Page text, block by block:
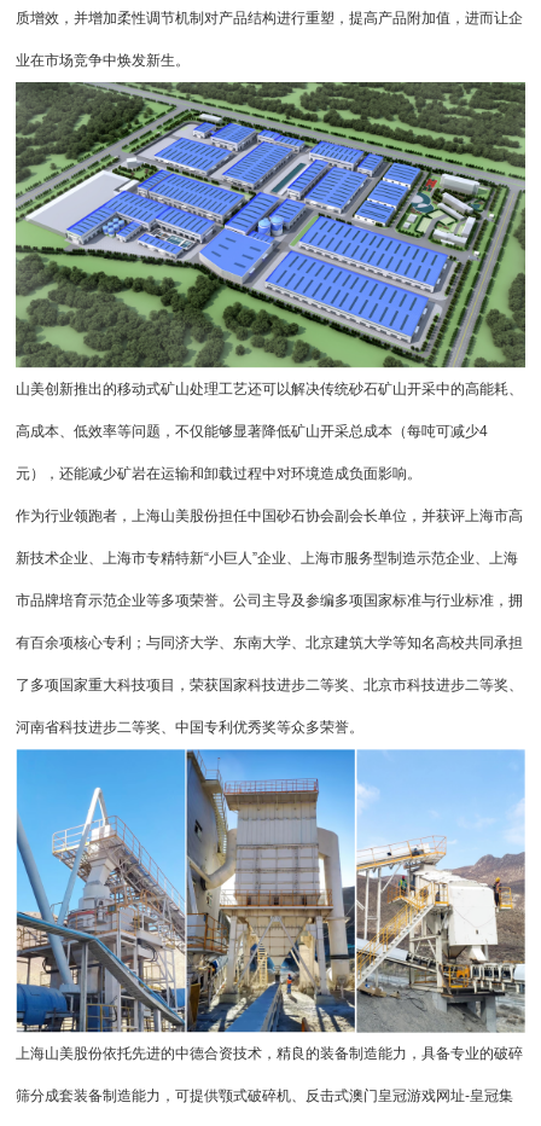
质增效，并增加柔性调节机制对产品结构进行重塑，提高产品附加值，进而让企
业在市场竞争中焕发新生。
山美创新推出的移动式矿山处理工艺还可以解决传统砂石矿山开采中的高能耗、
高成本、低效率等问题，不仅能够显著降低矿山开采总成本（每吨可减少4
元），还能减少矿岩在运输和卸载过程中对环境造成负面影响。
作为行业领跑者，上海山美股份担任中国砂石协会副会长单位，并获评上海市高
新技术企业、上海市专精特新“小巨人”企业、上海市服务型制造示范企业、上海
市品牌培育示范企业等多项荣誉。公司主导及参编多项国家标准与行业标准，拥
有百余项核心专利；与同济大学、东南大学、北京建筑大学等知名高校共同承担
了多项国家重大科技项目，荣获国家科技进步二等奖、北京市科技进步二等奖、
河南省科技进步二等奖、中国专利优秀奖等众多荣誉。
上海山美股份依托先进的中德合资技术，精良的装备制造能力，具备专业的破碎
筛分成套装备制造能力，可提供颚式破碎机、反击式澳门皇冠游戏网址-皇冠集